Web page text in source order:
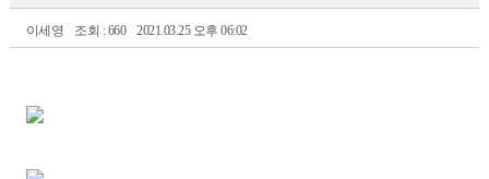
이세영 조회 : 660 2021.03.25 오후 06:02